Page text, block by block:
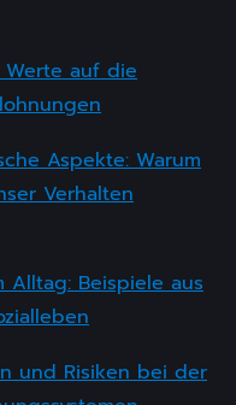
Werte auf die
Aspekte: Warum
Verhalten
Alltag: Beispiele aus
und Risiken bei der